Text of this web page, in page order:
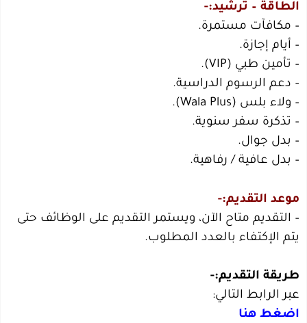
الطاقة – ترشيد:-
– مكافآت مستمرة.
– أيام إجازة.
– تأمين طبي (VIP).
– دعم الرسوم الدراسية.
– ولاء بلس (Wala Plus).
– تذكرة سفر سنوية.
– بدل جوال.
– بدل عافية / رفاهية.
موعد التقديم:-
– التقديم متاح الآن، ويستمر التقديم على الوظائف حتى
يتم الإكتفاء بالعدد المطلوب.
طريقة التقديم:-
عبر الرابط التالي:
اضغط هنا